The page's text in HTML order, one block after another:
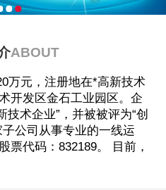
2
3
ABOUT
万元，注册地在*高新技术
发区金石工业园区。企
术企业”，并被被评为“创
公司从事专业的一线运
票代码：832189。 目前，